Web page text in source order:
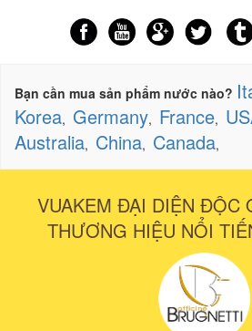
Bạn cần mua sản phẩm nước nào?
Korea, Germany, France,
Australia, China, Canada,
VUAKEM ĐẠI DIỆN ĐỘC
THƯƠNG HIỆU NỔI